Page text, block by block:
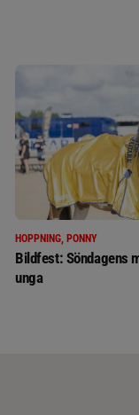
HOPPNING, PONNY
Bildfest: Söndagens
unga